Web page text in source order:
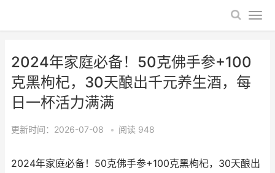
2024年家庭必备！50克佛手参+100
克黑枸杞，30天酿出千元养生酒，每
日一杯活力满满
更新时间：2026-07-08 • 阅读 948
2024年家庭必备！50克佛手参+100克黑枸杞，30天酿出